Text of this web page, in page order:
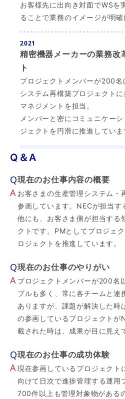
お客様先に出向き対面でWSを
ることで業務のイメージが明確
2021
精密機器メーカーの業務改
ト
プロジェクトメンバーが200名
システム再構築プロジェクト
マネジメントを担当。
メンバーと密にコミュニケー
ジェクトを円滑に推進していま
Q＆A
Q現在のお仕事内容の概要
A お客さまの生産管理システム・
参画しています。NECが担当
他にも、お客さま側が担当する
クトです。PMとしてプロジェ
ロジェクトを推進しています。
Q現在のお仕事のやりがい
A プロジェクトメンバーが200名
ブルも多く、常に各チームと連
ありますが、課題が解決した時
の参画しているプロジェクトが
載された時は、成果が目に見え
Q現在のお仕事の成功体験
A現在参画しているプロジェクト
向けて日次で進捗管理する運用
700件以上も管理対象物がある